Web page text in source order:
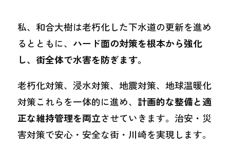
私、和合大樹は老朽化した下水道の更新を進め
るとともに、 ハード面の対策を根本から強化
し、街全体で水害を防ぎます。
老朽化対策、浸水対策、地震対策、地球温暖化
対策これらを一体的に進め、 計画的な整備と適
正な維持管理を両立させていきます。治安・災
害対策で安心・安全な街・川崎を実現します。